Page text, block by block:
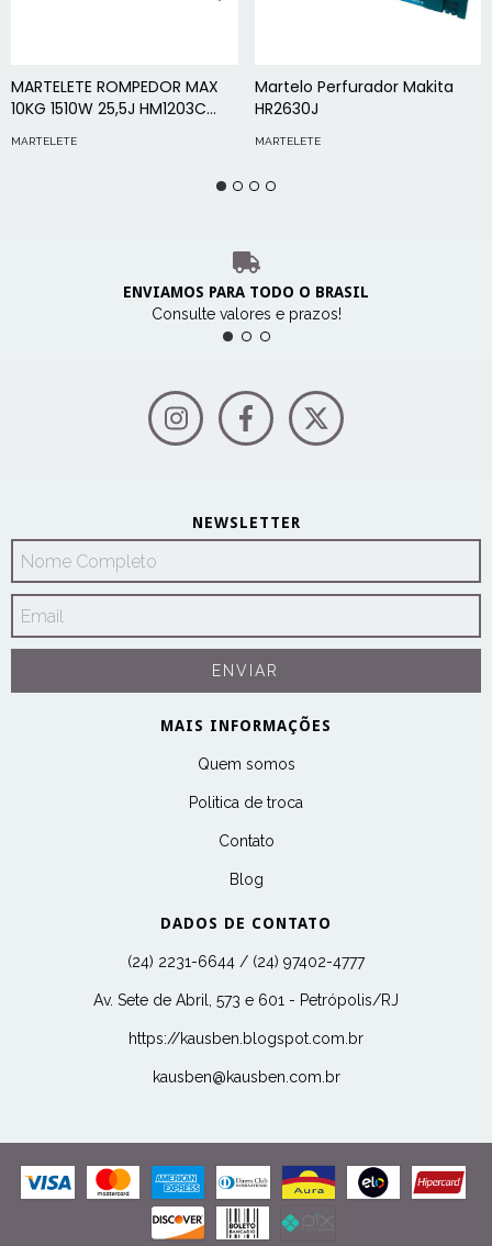
MARTELETE ROMPEDOR MAX
10KG 1510W 25,5J HM1203C
MARTELETE
Martelo Perfurador Makita
HR2630J
MARTELETE
ENVIAMOS PARA TODO O BRASIL
Consulte valores e prazos!
NEWSLETTER
MAIS INFORMAÇÕES
Quem somos
Politica de troca
Contato
Blog
DADOS DE CONTATO
(24) 2231-6644 / (24) 97402-4777
Av. Sete de Abril, 573 e 601 - Petrópolis/RJ
https://kausben.blogspot.com.br
kausben@kausben.com.br